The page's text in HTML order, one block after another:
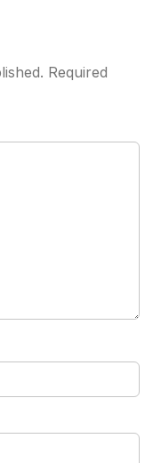
Required